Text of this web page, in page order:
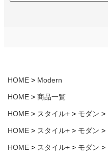
HOME Modern
HOME 商品一覧
HOME スタイル+ モダン
HOME スタイル+ モダン
HOME スタイル+ モダン